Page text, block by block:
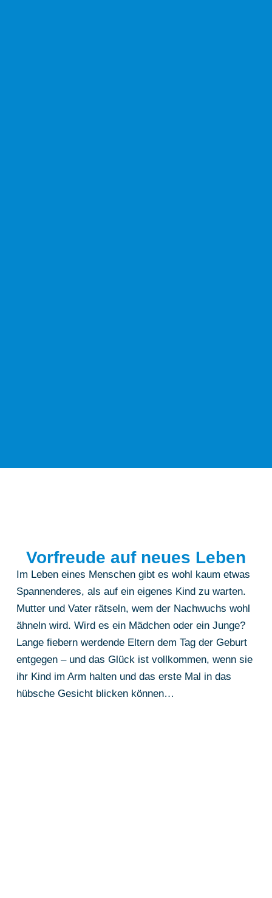
Vorfreude auf neues Leben
Im Leben eines Menschen gibt es wohl kaum etwas
Spannenderes, als auf ein eigenes Kind zu warten.
Mutter und Vater rätseln, wem der Nachwuchs wohl
ähneln wird. Wird es ein Mädchen oder ein Junge?
Lange fiebern werdende Eltern dem Tag der Geburt
entgegen – und das Glück ist vollkommen, wenn sie
ihr Kind im Arm halten und das erste Mal in das
hübsche Gesicht blicken können…